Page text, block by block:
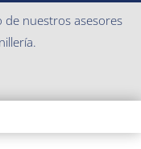
de nuestros asesores